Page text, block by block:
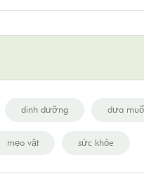
dinh dưỡng dưa
mẹo vặt sức khỏe